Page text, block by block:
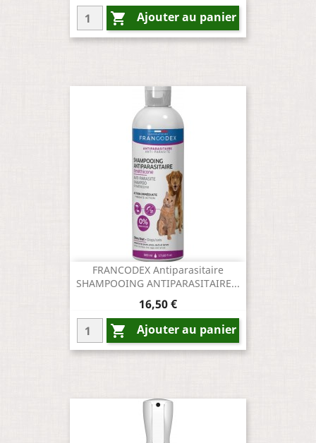
 Ajouter au panier
FRANCODEX Antiparasitaire
SHAMPOOING ANTIPARASITAIRE...
Prix
16,50 €
 Ajouter au panier